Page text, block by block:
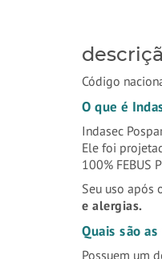
Código
O que é
Indasec
Ele foi
100% FEBUS
Seu uso após
e alergias.
Quais são
Possuem um